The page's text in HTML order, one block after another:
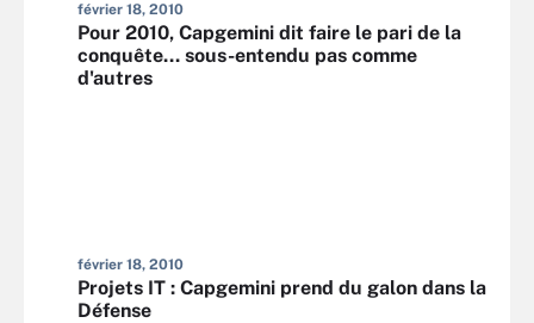
février 18, 2010
Pour 2010, Capgemini dit faire le pari de la
conquête... sous-entendu pas comme
d'autres
février 18, 2010
Projets IT : Capgemini prend du galon dans la
Défense